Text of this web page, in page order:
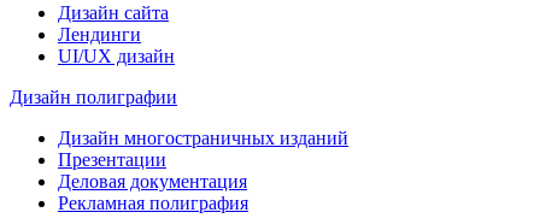
Дизайн сайта
Лендинги
UI/UX дизайн
Дизайн полиграфии
Дизайн многостраничных изданий
Презентации
Деловая документация
Рекламная полиграфия